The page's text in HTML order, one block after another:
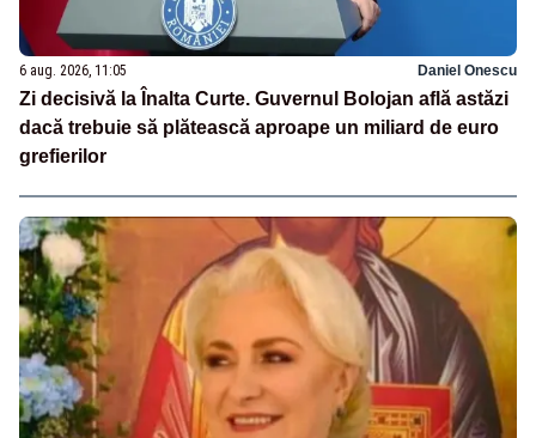
6 aug. 2026, 11:05 Daniel Onescu
Zi decisivă la Înalta Curte. Guvernul Bolojan află astăzi
dacă trebuie să plătească aproape un miliard de euro
grefierilor